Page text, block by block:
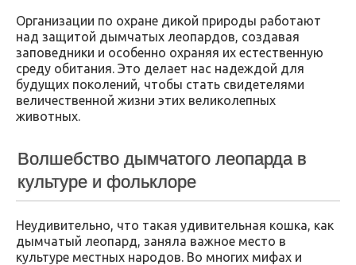
Организации по охране дикой природы работают
над защитой дымчатых леопардов, создавая
заповедники и особенно охраняя их естественную
среду обитания. Это делает нас надеждой для
будущих поколений, чтобы стать свидетелями
величественной жизни этих великолепных
животных.
Волшебство дымчатого леопарда в
культуре и фольклоре
Неудивительно, что такая удивительная кошка, как
дымчатый леопард, заняла важное место в
культуре местных народов. Во многих мифах и